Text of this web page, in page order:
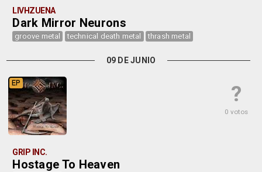
LIVHZUENA
Dark Mirror Neurons
groove metal technical death metal thrash metal
09 DE JUNIO
?
0 votos
EP
GRIP INC.
Hostage To Heaven